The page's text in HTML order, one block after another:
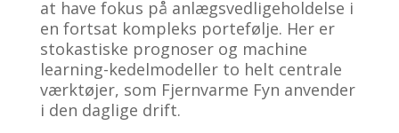
at have fokus på anlægsvedligeholdelse i
en fortsat kompleks portefølje. Her er
stokastiske prognoser og machine
learning-kedelmodeller to helt centrale
værktøjer, som Fjernvarme Fyn anvender
i den daglige drift.